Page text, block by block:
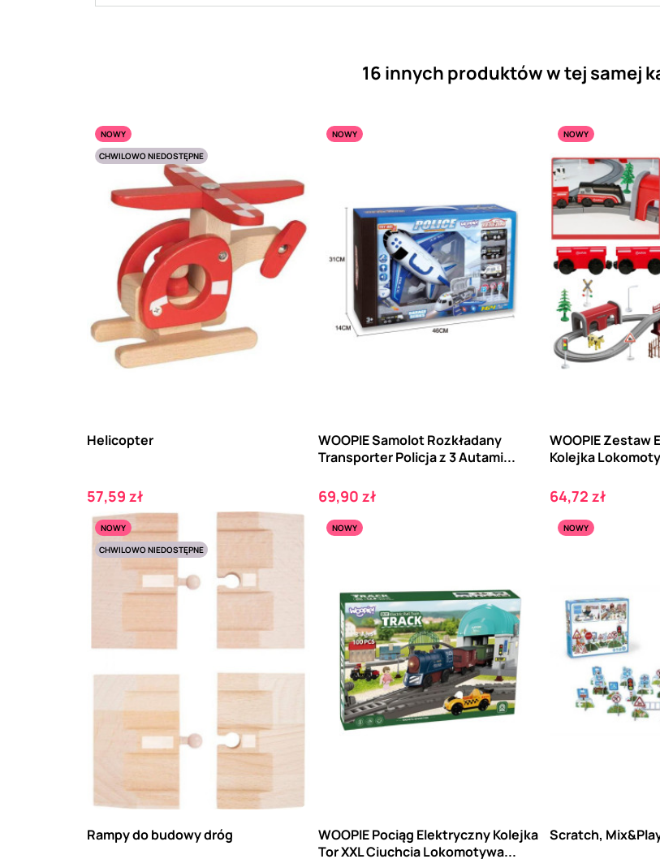
16 innych produktów w tej samej
NOWY
CHWILOWO NIEDOSTĘPNE
Helicopter
Cena
57,59 zł
NOWY
WOOPIE Samolot Rozkładany
Transporter Policja z 3 Autami...
Cena
69,90 zł
NOWY
WOOPIE Zestaw
Kolejka
Cena
64,72 zł
NOWY
CHWILOWO NIEDOSTĘPNE
Rampy do budowy dróg
NOWY
WOOPIE Pociąg Elektryczny Kolejka
Tor XXL Ciuchcia Lokomotywa...
NOWY
Scratch,